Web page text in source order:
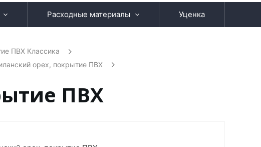
Расходные материалы Уценка
ПВХ Классика
орех, покрытие ПВХ
ПВХ